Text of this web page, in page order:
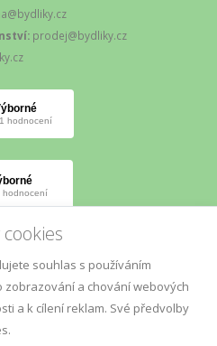
souhlas s používáním
zobrazování a chování webových
a k cílení reklam. Své předvolby
prodej@bydliky.cz